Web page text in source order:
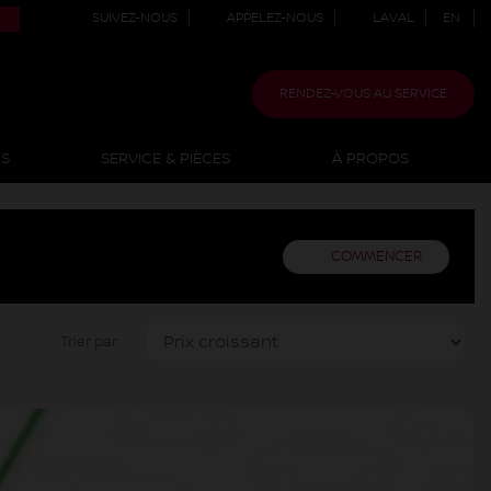
SUIVEZ-NOUS APPELEZ-NOUS LAVAL EN
RENDEZ-VOUS AU SERVICE
SERVICE & PIÈCES À PROPOS
COMMENCER